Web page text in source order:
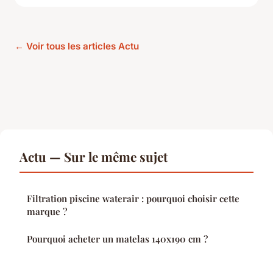
← Voir tous les articles Actu
Actu — Sur le même sujet
Filtration piscine waterair : pourquoi choisir cette
marque ?
Pourquoi acheter un matelas 140x190 cm ?